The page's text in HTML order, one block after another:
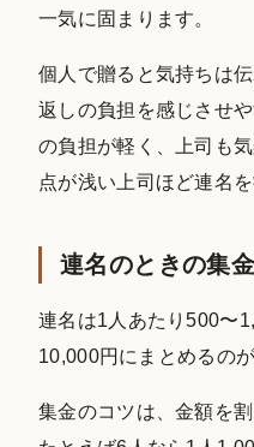
一気に固まります。
個人で贈ると気持ちは
返しの負担を感じさせ
の負担が軽く、上司も
点が浅い上司ほど連名を
連名のときの集
連名は1人あたり500〜
10,000円にまとめるの
集金のコツは、金額を